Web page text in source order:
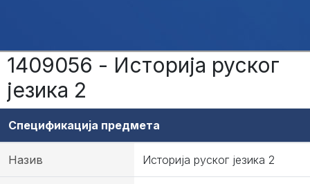
1409056 - Историја руског
језика 2
Спецификација предмета
Назив Историја руског језика 2